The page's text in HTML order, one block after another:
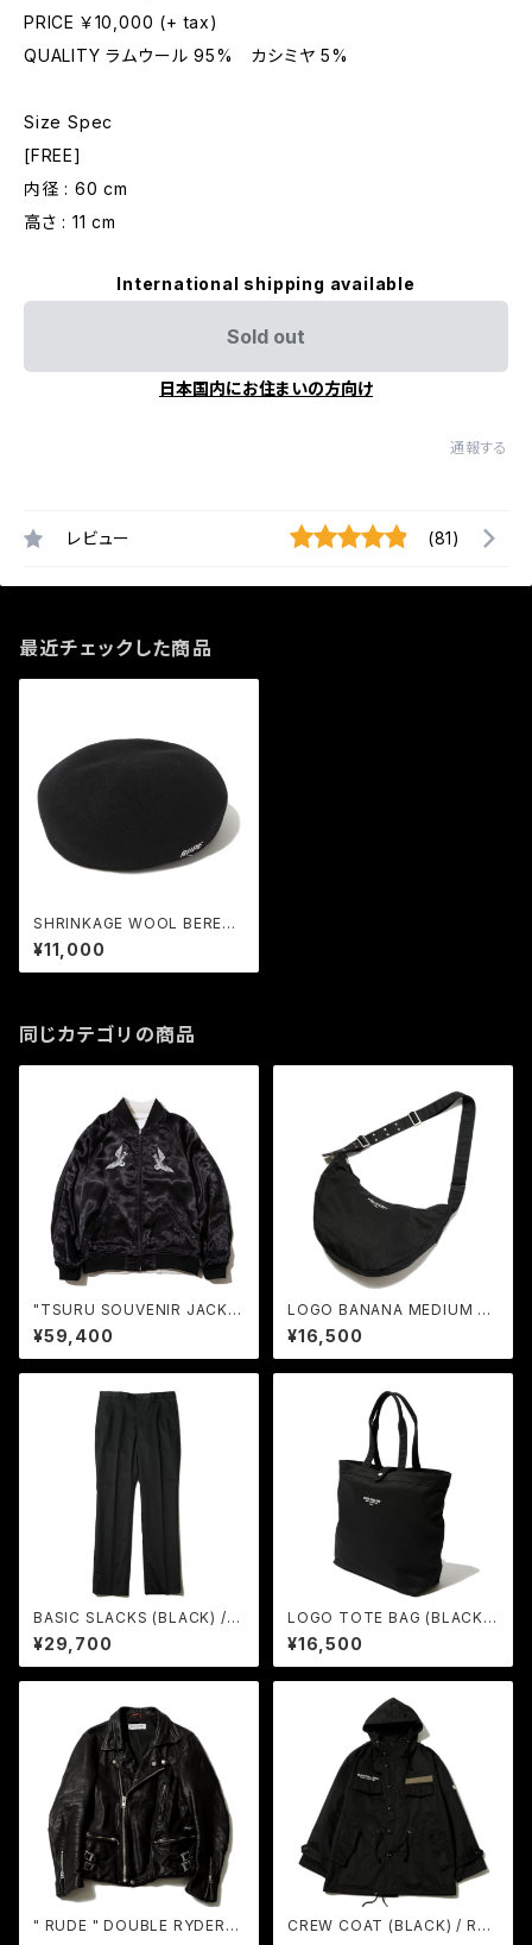
PRICE ￥10,000 (+ tax)
QUALITY ラムウール 95% カシミヤ 5%
Size Spec
[FREE]
内径 : 60 cm
高さ : 11 cm
International shipping available
Sold out
日本国内にお住まいの方向け
通報する
レビュー (81)
最近チェックした商品
SHRINKAGE WOOL BERET
(BLACK / WHITE) / RUDE G
ALLERY
¥11,000
同じカテゴリの商品
"TSURU SOUVENIR JACKE
T＜YOSO PARIS＞" (BLAC
K) / RUDE GALLERY
¥59,400
LOGO BANANA MEDIUM BA
G (BLACK) / RUDE GALLER
Y
¥16,500
BASIC SLACKS (BLACK) / R
UDE GALLERY
¥29,700
LOGO TOTE BAG (BLACK)
/ RUDE GALLERY
¥16,500
" RUDE " DOUBLE RYDERS
CREW COAT (BLACK) / RU